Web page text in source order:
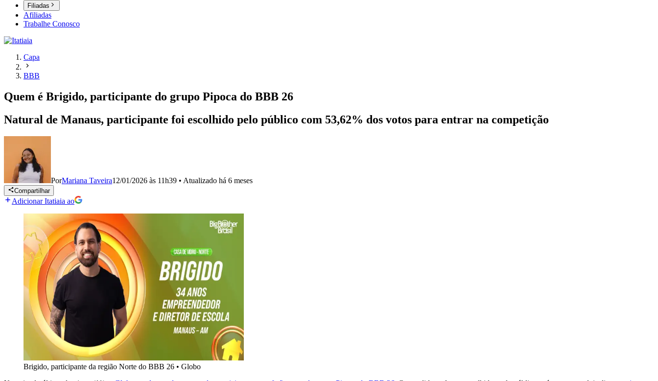
Filiadas
Afiliadas
Trabalhe Conosco
Capa
BBB
Quem é Brigido, participante do grupo Pipoca do BBB 26
Natural de Manaus, participante foi escolhido pelo público com 53,62% dos votos para entrar na competição
PorMariana Taveira12/01/2026 às 11h39 • Atualizado há 6 meses
Compartilhar
Adicionar Itatiaia ao
Brigido, participante da região Norte do BBB 26 • Globo